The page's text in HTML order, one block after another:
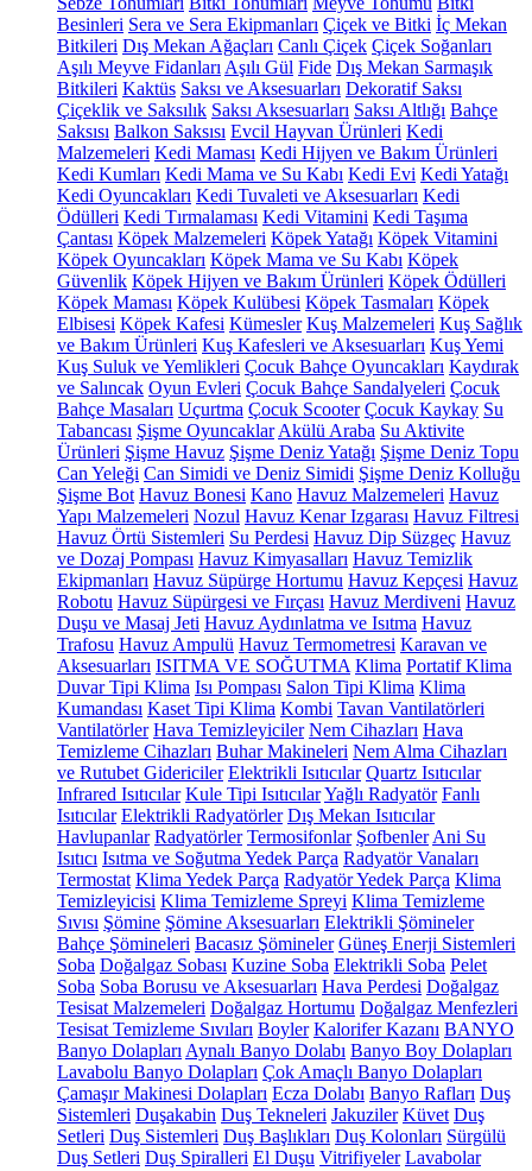
Besinleri Sera ve Sera Ekipmanları Çiçek ve Bitki İç Mekan
Bitkileri Dış Mekan Ağaçları Canlı Çiçek Çiçek Soğanları
Aşılı Meyve Fidanları Aşılı Gül Fide Dış Mekan Sarmaşık
Bitkileri Kaktüs Saksı ve Aksesuarları Dekoratif Saksı
Çiçeklik ve Saksılık Saksı Aksesuarları Saksı Altlığı Bahçe
Saksısı Balkon Saksısı Evcil Hayvan Ürünleri Kedi
Malzemeleri Kedi Maması Kedi Hijyen ve Bakım Ürünleri
Kedi Kumları Kedi Mama ve Su Kabı Kedi Evi Kedi Yatağı
Kedi Oyuncakları Kedi Tuvaleti ve Aksesuarları Kedi
Ödülleri Kedi Tırmalaması Kedi Vitamini Kedi Taşıma
Çantası Köpek Malzemeleri Köpek Yatağı Köpek Vitamini
Köpek Oyuncakları Köpek Mama ve Su Kabı Köpek
Güvenlik Köpek Hijyen ve Bakım Ürünleri Köpek Ödülleri
Köpek Maması Köpek Kulübesi Köpek Tasmaları Köpek
Elbisesi Köpek Kafesi Kümesler Kuş Malzemeleri Kuş Sağlık
ve Bakım Ürünleri Kuş Kafesleri ve Aksesuarları Kuş Yemi
Kuş Suluk ve Yemlikleri Çocuk Bahçe Oyuncakları Kaydırak
ve Salıncak Oyun Evleri Çocuk Bahçe Sandalyeleri Çocuk
Bahçe Masaları Uçurtma Çocuk Scooter Çocuk Kaykay Su
Tabancası Şişme Oyuncaklar Akülü Araba Su Aktivite
Ürünleri Şişme Havuz Şişme Deniz Yatağı Şişme Deniz Topu
Can Yeleği Can Simidi ve Deniz Simidi Şişme Deniz Kolluğu
Şişme Bot Havuz Bonesi Kano Havuz Malzemeleri Havuz
Yapı Malzemeleri Nozul Havuz Kenar Izgarası Havuz Filtresi
Havuz Örtü Sistemleri Su Perdesi Havuz Dip Süzgeç Havuz
ve Dozaj Pompası Havuz Kimyasalları Havuz Temizlik
Ekipmanları Havuz Süpürge Hortumu Havuz Kepçesi Havuz
Robotu Havuz Süpürgesi ve Fırçası Havuz Merdiveni Havuz
Duşu ve Masaj Jeti Havuz Aydınlatma ve Isıtma Havuz
Trafosu Havuz Ampulü Havuz Termometresi Karavan ve
Aksesuarları ISITMA VE SOĞUTMA Klima Portatif Klima
Duvar Tipi Klima Isı Pompası Salon Tipi Klima Klima
Kumandası Kaset Tipi Klima Kombi Tavan Vantilatörleri
Vantilatörler Hava Temizleyiciler Nem Cihazları Hava
Temizleme Cihazları Buhar Makineleri Nem Alma Cihazları
ve Rutubet Gidericiler Elektrikli Isıtıcılar Quartz Isıtıcılar
Infrared Isıtıcılar Kule Tipi IsıtıcılarYağlı Radyatör Fanlı
Isıtıcılar Elektrikli Radyatörler Dış Mekan Isıtıcılar
Havlupanlar Radyatörler Termosifonlar Şofbenler Ani Su
Isıtıcı Isıtma ve Soğutma Yedek Parça Radyatör Vanaları
Termostat Klima Yedek Parça Radyatör Yedek Parça Klima
Temizleyicisi Klima Temizleme Spreyi Klima Temizleme
Sıvısı Şömine Şömine Aksesuarları Elektrikli Şömineler
Bahçe Şömineleri Bacasız Şömineler Güneş Enerji Sistemleri
Soba Doğalgaz Sobası Kuzine Soba Elektrikli Soba Pelet
Soba Soba Borusu ve Aksesuarları Hava Perdesi Doğalgaz
Tesisat Malzemeleri Doğalgaz Hortumu Doğalgaz Menfezleri
Tesisat Temizleme Sıvıları Boyler Kalorifer Kazanı BANYO
Banyo Dolapları Aynalı Banyo Dolabı Banyo Boy Dolapları
Lavabolu Banyo Dolapları Çok Amaçlı Banyo Dolapları
Çamaşır Makinesi Dolapları Ecza Dolabı Banyo Rafları Duş
Sistemleri Duşakabin Duş Tekneleri Jakuziler Küvet Duş
Setleri Duş Sistemleri Duş Başlıkları Duş Kolonları Sürgülü
Duş Setleri Duş Spiralleri El Duşu Vitrifiyeler Lavabolar